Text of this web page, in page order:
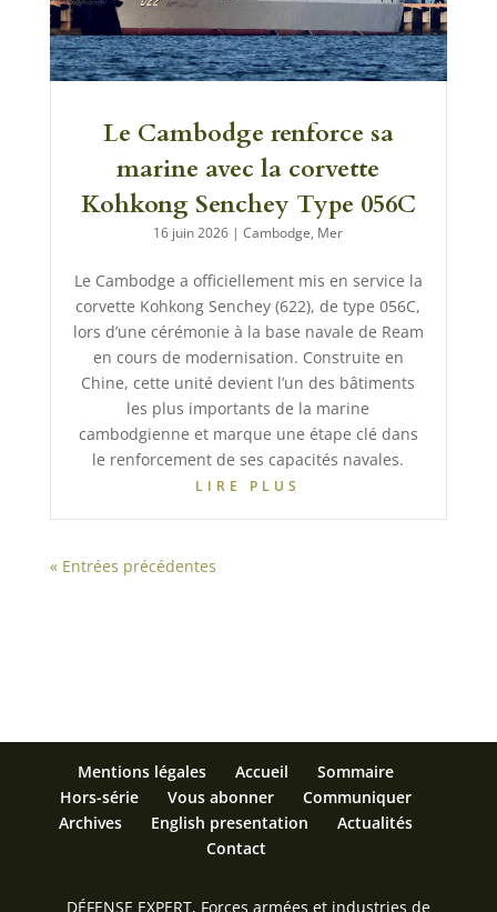
Le Cambodge renforce sa
marine avec la corvette
Kohkong Senchey Type 056C
16 juin 2026 |Cambodge, Mer
Le Cambodge a officiellement mis en service la
corvette Kohkong Senchey (622), de type 056C,
lors d’une cérémonie à la base navale de Ream
en cours de modernisation. Construite en
Chine, cette unité devient l’un des bâtiments
les plus importants de la marine
cambodgienne et marque une étape clé dans
le renforcement de ses capacités navales.
LIRE PLUS
« Entrées précédentes
Mentions légales Accueil
Sommaire
Hors-série
Vous abonner
Communiquer
Archives
English presentation
Actualités
Contact
DÉFENSE EXPERT, Forces armées et industries de